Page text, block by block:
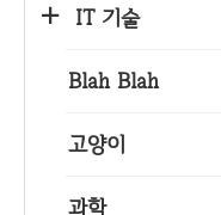
IT 기술
Blah Blah
고양이
과학